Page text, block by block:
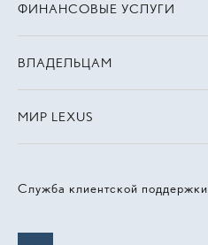
Служба клиентской поддержки
ФИНАНСОВЫЕ УСЛУГИ
ВЛАДЕЛЬЦАМ
МИР LEXUS